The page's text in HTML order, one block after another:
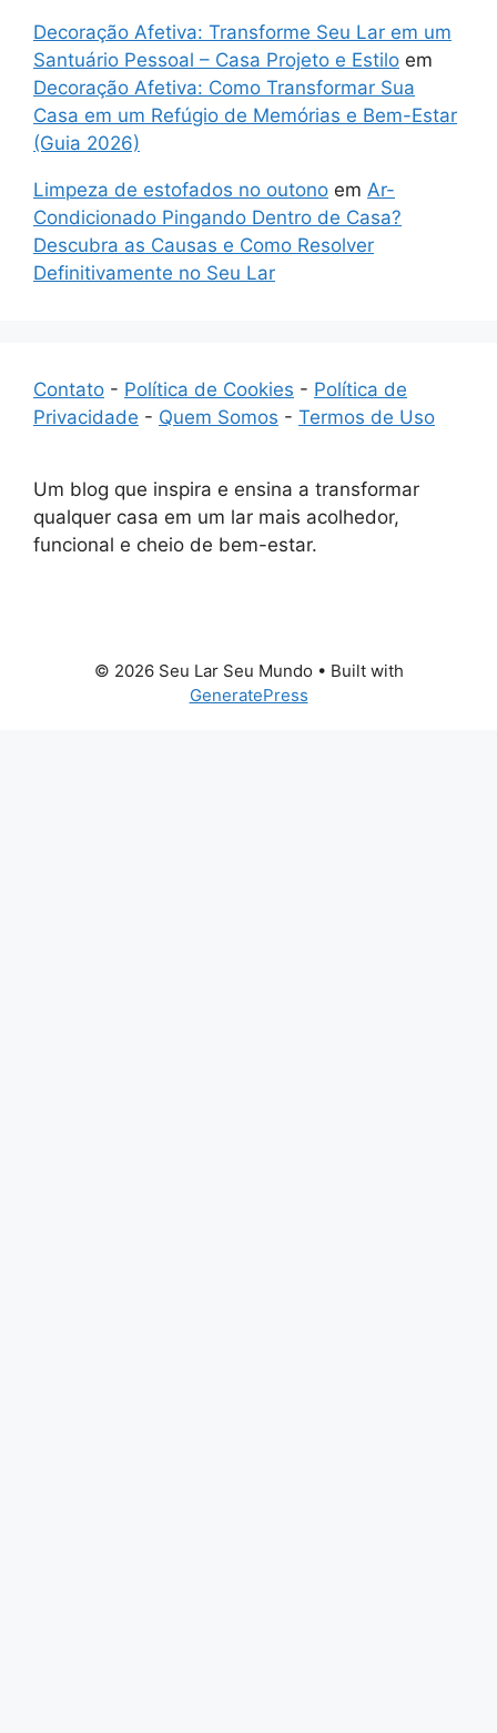
Decoração Afetiva: Transforme Seu Lar em um
Santuário Pessoal – Casa Projeto e Estilo em
Decoração Afetiva: Como Transformar Sua
Casa em um Refúgio de Memórias e Bem-Estar
(Guia 2026)
Limpeza de estofados no outono em Ar-
Condicionado Pingando Dentro de Casa?
Descubra as Causas e Como Resolver
Definitivamente no Seu Lar
Contato - Política de Cookies - Política de
Privacidade - Quem Somos - Termos de Uso
Um blog que inspira e ensina a transformar
qualquer casa em um lar mais acolhedor,
funcional e cheio de bem-estar.
© 2026 Seu Lar Seu Mundo • Built with
GeneratePress